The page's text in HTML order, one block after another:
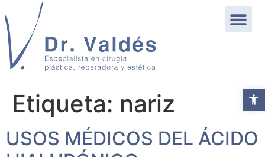
Etiqueta: nariz
USOS MÉDICOS DEL ÁCIDO
Abrir